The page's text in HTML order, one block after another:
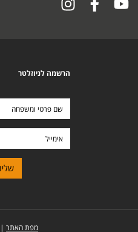
הרשמה לניוזלטר
מפת האתר |